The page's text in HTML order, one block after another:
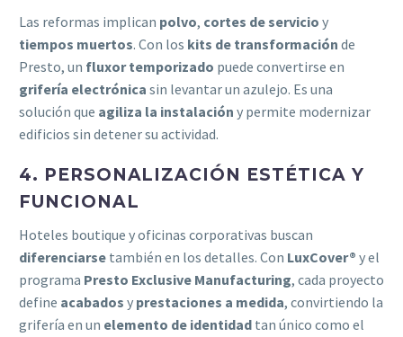
Las reformas implican polvo, cortes de servicio y
tiempos muertos. Con los kits de transformación de
Presto, un fluxor temporizado puede convertirse en
grifería electrónica sin levantar un azulejo. Es una
solución que agiliza la instalación y permite modernizar
edificios sin detener su actividad.
4. PERSONALIZACIÓN ESTÉTICA Y
FUNCIONAL
Hoteles boutique y oficinas corporativas buscan
diferenciarse también en los detalles. Con LuxCover® y el
programa Presto Exclusive Manufacturing, cada proyecto
define acabados y prestaciones a medida, convirtiendo la
grifería en un elemento de identidad tan único como el